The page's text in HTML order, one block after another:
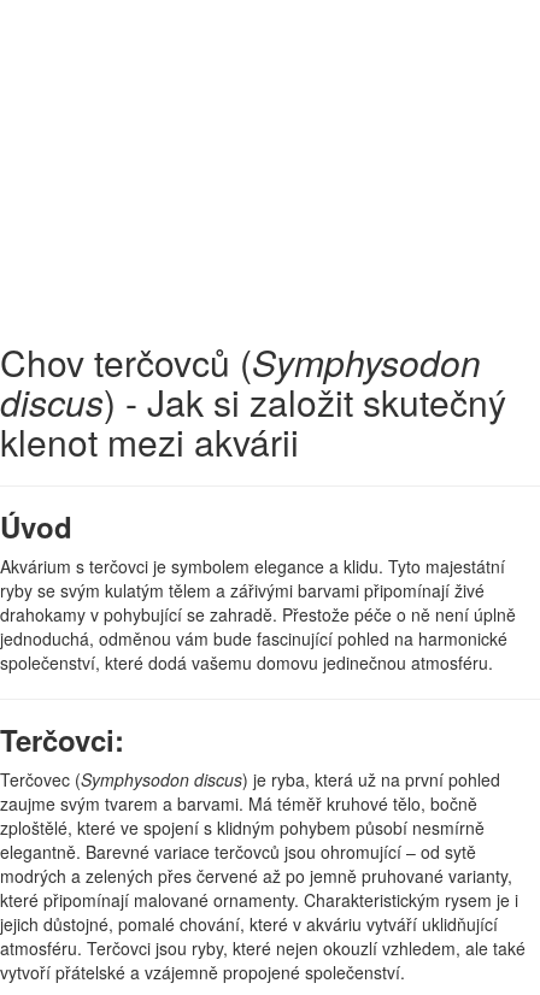
Chov terčovců (Symphysodon
discus) - Jak si založit skutečný
klenot mezi akvárii
Úvod
Akvárium s terčovci je symbolem elegance a klidu. Tyto majestátní
ryby se svým kulatým tělem a zářivými barvami připomínají živé
drahokamy v pohybující se zahradě. Přestože péče o ně není úplně
jednoduchá, odměnou vám bude fascinující pohled na harmonické
společenství, které dodá vašemu domovu jedinečnou atmosféru.
Terčovci:
Terčovec (Symphysodon discus) je ryba, která už na první pohled
zaujme svým tvarem a barvami. Má téměř kruhové tělo, bočně
zploštělé, které ve spojení s klidným pohybem působí nesmírně
elegantně. Barevné variace terčovců jsou ohromující – od sytě
modrých a zelených přes červené až po jemně pruhované varianty,
které připomínají malované ornamenty. Charakteristickým rysem je i
jejich důstojné, pomalé chování, které v akváriu vytváří uklidňující
atmosféru. Terčovci jsou ryby, které nejen okouzlí vzhledem, ale také
vytvoří přátelské a vzájemně propojené společenství.